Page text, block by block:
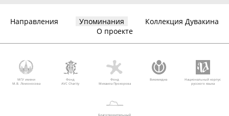
Направления Упоминания
Коллекция Дувакина
О проекте
МГУ имени
М.В. Ломоносова
Фонд
AVC Charity
Фонд
Михаила Прохорова
Викимедиа
Национальный корпус
русского языка
Благотворительный